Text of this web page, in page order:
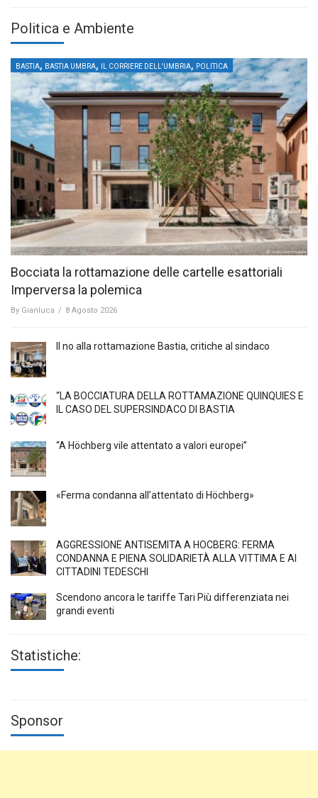
Politica e Ambiente
BASTIA, BASTIA UMBRA, IL CORRIERE DELL'UMBRIA, POLITICA
Bocciata la rottamazione delle cartelle esattoriali
Imperversa la polemica
By Gianluca / 8 Agosto 2026
Il no alla rottamazione Bastia, critiche al sindaco
“LA BOCCIATURA DELLA ROTTAMAZIONE QUINQUIES E
IL CASO DEL SUPERSINDACO DI BASTIA
“A Höchberg vile attentato a valori europei”
«Ferma condanna all’attentato di Höchberg»
AGGRESSIONE ANTISEMITA A HÖCBERG: FERMA
CONDANNA E PIENA SOLIDARIETÀ ALLA VITTIMA E AI
CITTADINI TEDESCHI
Scendono ancora le tariffe Tari Più differenziata nei
grandi eventi
Statistiche:
Sponsor